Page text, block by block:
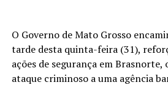
O Governo de Mato Grosso
tarde desta quinta-feira (31),
ações de segurança em
ataque criminoso a uma agência